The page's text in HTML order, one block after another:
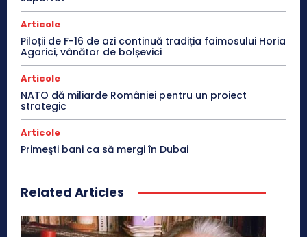
Articole
Piloții de F-16 de azi continuă tradiția faimosului Horia
Agarici, vânător de bolșevici
Articole
NATO dă miliarde României pentru un proiect
strategic
Articole
Primeşti bani ca să mergi în Dubai
Related Articles